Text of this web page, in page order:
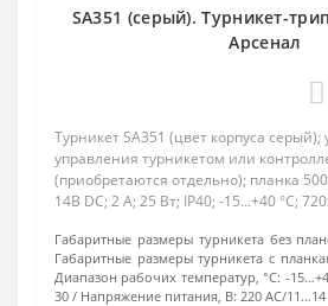
SA351 (серый). Турникет-
Арсенал
Турникет SA351 (цвет корпуса серый);
управления турникетом или
(приобретаются отдельно); планка
14В DC; 2 А; 25 Вт; IP40; -15...+40 °C;
Габаритные размеры турникета без
Габаритные размеры турникета с
Диапазон рабочих температур, °С: -
30
Напряжение питания, В: 220 AC/11…14